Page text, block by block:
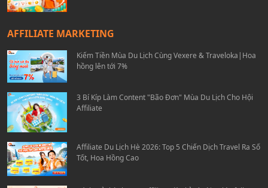
AFFILIATE MARKETING
Kiếm Tiền Mùa Du Lịch Cùng Vexere & Traveloka|Hoa
hồng lên tới 7%
3 Bí Kíp Làm Content "Bão Đơn" Mùa Du Lịch Cho Hội
Affiliate
Affiliate Du Lịch Hè 2026: Top 5 Chiến Dịch Travel Ra Số
Tốt, Hoa Hồng Cao